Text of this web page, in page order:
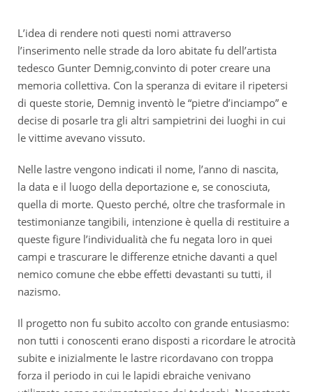
L’idea di rendere noti questi nomi attraverso
l’inserimento nelle strade da loro abitate fu dell’artista
tedesco Gunter Demnig,convinto di poter creare una
memoria collettiva. Con la speranza di evitare il ripetersi
di queste storie, Demnig inventò le “pietre d’inciampo” e
decise di posarle tra gli altri sampietrini dei luoghi in cui
le vittime avevano vissuto.
Nelle lastre vengono indicati il nome, l’anno di nascita,
la data e il luogo della deportazione e, se conosciuta,
quella di morte. Questo perché, oltre che trasformale in
testimonianze tangibili, intenzione è quella di restituire a
queste figure l’individualità che fu negata loro in quei
campi e trascurare le differenze etniche davanti a quel
nemico comune che ebbe effetti devastanti su tutti, il
nazismo.
Il progetto non fu subito accolto con grande entusiasmo:
non tutti i conoscenti erano disposti a ricordare le atrocità
subite e inizialmente le lastre ricordavano con troppa
forza il periodo in cui le lapidi ebraiche venivano